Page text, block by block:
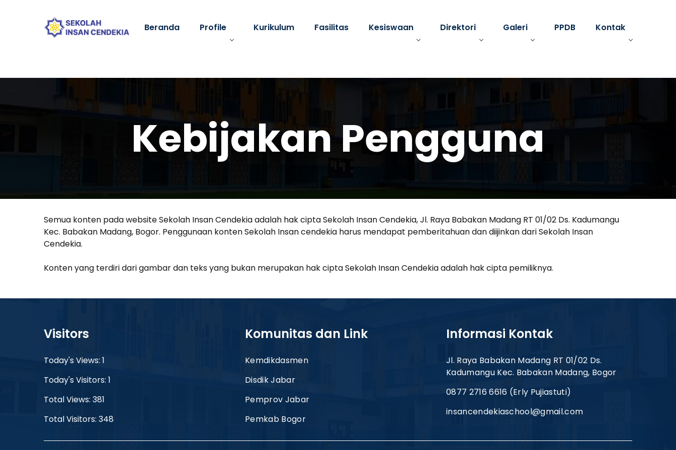
Beranda Profile Kurikulum Fasilitas Kesiswaan Direktori Galeri PPDB Kontak
Kebijakan Pengguna
Semua konten pada website Sekolah Insan Cendekia adalah hak cipta Sekolah Insan Cendekia, Jl. Raya Babakan Madang RT 01/02 Ds. Kadumangu
Kec. Babakan Madang, Bogor. Penggunaan konten Sekolah Insan cendekia harus mendapat pemberitahuan dan diijinkan dari Sekolah Insan
Cendekia.
Konten yang terdiri dari gambar dan teks yang bukan merupakan hak cipta Sekolah Insan Cendekia adalah hak cipta pemiliknya.
Visitors
Today's Views: 1
Today's Visitors: 1
Total Views: 381
Total Visitors: 348
Komunitas dan Link
Kemdikdasmen
Disdik Jabar
Pemprov Jabar
Pemkab Bogor
Informasi Kontak
Jl. Raya Babakan Madang RT 01/02 Ds.
Kadumangu Kec. Babakan Madang, Bogor
0877 2716 6616 (Erly Pujiastuti)
insancendekiaschool@gmail.com